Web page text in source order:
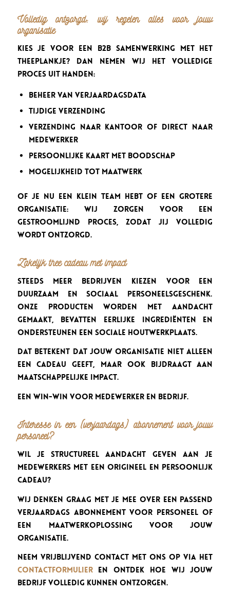
Volledig ontzorgd: wij regelen alles voor jouw
organisatie
Kies je voor een B2B samenwerking met Het
Theeplankje? Dan nemen wij het volledige
proces uit handen:
Beheer van verjaardagsdata
Tijdige verzending
Verzending naar kantoor of direct naar
medewerker
Persoonlijke kaart met boodschap
Mogelijkheid tot maatwerk
Of je nu een klein team hebt of een grotere
organisatie: wij zorgen voor een
gestroomlijnd proces, zodat jij volledig
wordt ontzorgd.
Zakelijk thee cadeau met impact
Steeds meer bedrijven kiezen voor een
duurzaam en sociaal personeelsgeschenk.
Onze producten worden met aandacht
gemaakt, bevatten eerlijke ingrediënten en
ondersteunen een sociale houtwerkplaats.
Dat betekent dat jouw organisatie niet alleen
een cadeau geeft, maar ook bijdraagt aan
maatschappelijke impact.
Een win-win voor medewerker en bedrijf.
Interesse in een (verjaardags) abonnement voor jouw
personeel?
Wil je structureel aandacht geven aan je
medewerkers met een origineel en persoonlijk
cadeau?
Wij denken graag met je mee over een passend
verjaardags abonnement voor personeel of
een maatwerkoplossing voor jouw
organisatie.
Neem vrijblijvend contact met ons op via het
contactformulieren ontdek hoe wij jouw
bedrijf volledig kunnen ontzorgen.